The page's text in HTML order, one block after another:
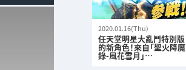
2020.01.16(Thu)
任天堂明星大亂鬥特別版
的新角色！來自「聖火降魔
錄-風花雪月」…